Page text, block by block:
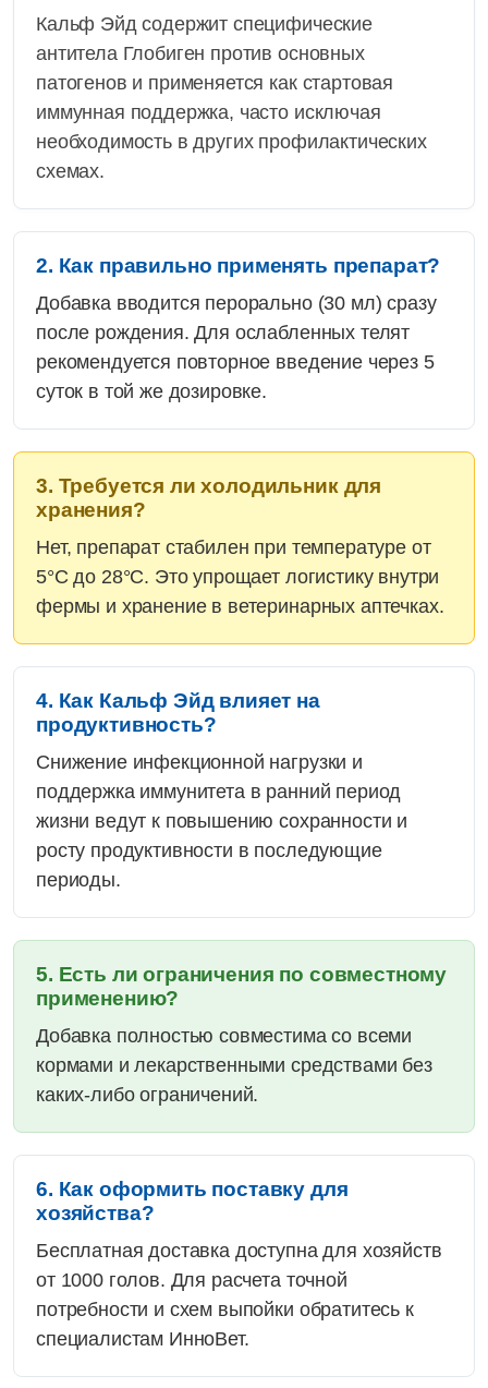
Кальф Эйд содержит специфические
антитела Глобиген против основных
патогенов и применяется как стартовая
иммунная поддержка, часто исключая
необходимость в других профилактических
схемах.
2. Как правильно применять препарат?
Добавка вводится перорально (30 мл) сразу
после рождения. Для ослабленных телят
рекомендуется повторное введение через 5
суток в той же дозировке.
3. Требуется ли холодильник для
хранения?
Нет, препарат стабилен при температуре от
5°C до 28°C. Это упрощает логистику внутри
фермы и хранение в ветеринарных аптечках.
4. Как Кальф Эйд влияет на
продуктивность?
Снижение инфекционной нагрузки и
поддержка иммунитета в ранний период
жизни ведут к повышению сохранности и
росту продуктивности в последующие
периоды.
5. Есть ли ограничения по совместному
применению?
Добавка полностью совместима со всеми
кормами и лекарственными средствами без
каких-либо ограничений.
6. Как оформить поставку для
хозяйства?
Бесплатная доставка доступна для хозяйств
от 1000 голов. Для расчета точной
потребности и схем выпойки обратитесь к
специалистам ИнноВет.